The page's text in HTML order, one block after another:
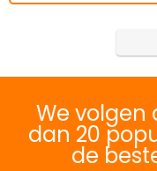
We volgen
dan 20
de